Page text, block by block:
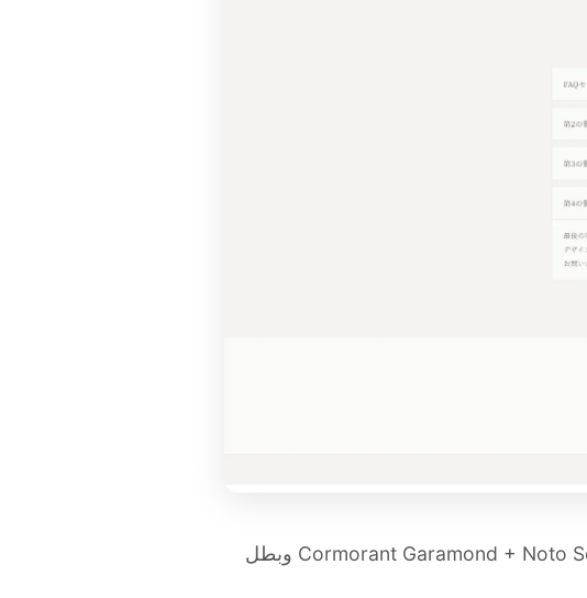
قالب مؤسسي يستحضر الهدوء الياباني مع خلفية كاريسانسوي وزوج خطوط Cormorant Garamond + Noto Serif JP وبطل